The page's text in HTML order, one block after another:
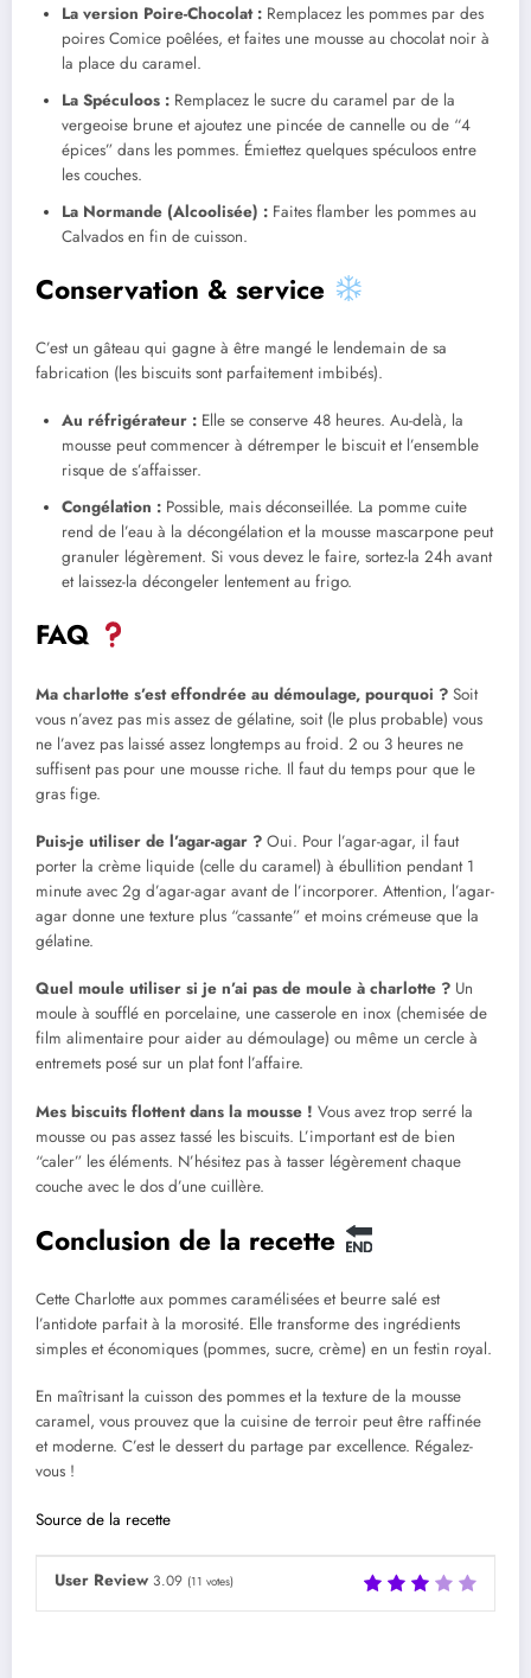
La version Poire-Chocolat : Remplacez les pommes par des
poires Comice poêlées, et faites une mousse au chocolat noir à
la place du caramel.
La Spéculoos : Remplacez le sucre du caramel par de la
vergeoise brune et ajoutez une pincée de cannelle ou de “4
épices” dans les pommes. Émiettez quelques spéculoos entre
les couches.
La Normande (Alcoolisée) : Faites flamber les pommes au
Calvados en fin de cuisson.
Conservation & service
C’est un gâteau qui gagne à être mangé le lendemain de sa
fabrication (les biscuits sont parfaitement imbibés).
Au réfrigérateur : Elle se conserve 48 heures. Au-delà, la
mousse peut commencer à détremper le biscuit et l’ensemble
risque de s’affaisser.
Congélation : Possible, mais déconseillée. La pomme cuite
rend de l’eau à la décongélation et la mousse mascarpone peut
granuler légèrement. Si vous devez le faire, sortez-la 24h avant
et laissez-la décongeler lentement au frigo.
FAQ
Ma charlotte s’est effondrée au démoulage, pourquoi ? Soit
vous n’avez pas mis assez de gélatine, soit (le plus probable) vous
ne l’avez pas laissé assez longtemps au froid. 2 ou 3 heures ne
suffisent pas pour une mousse riche. Il faut du temps pour que le
gras fige.
Puis-je utiliser de l’agar-agar ? Oui. Pour l’agar-agar, il faut
porter la crème liquide (celle du caramel) à ébullition pendant 1
minute avec 2g d’agar-agar avant de l’incorporer. Attention, l’agar-
agar donne une texture plus “cassante” et moins crémeuse que la
gélatine.
Quel moule utiliser si je n’ai pas de moule à charlotte ? Un
moule à soufflé en porcelaine, une casserole en inox (chemisée de
film alimentaire pour aider au démoulage) ou même un cercle à
entremets posé sur un plat font l’affaire.
Mes biscuits flottent dans la mousse ! Vous avez trop serré la
mousse ou pas assez tassé les biscuits. L’important est de bien
“caler” les éléments. N’hésitez pas à tasser légèrement chaque
couche avec le dos d’une cuillère.
Conclusion de la recette
Cette Charlotte aux pommes caramélisées et beurre salé est
l’antidote parfait à la morosité. Elle transforme des ingrédients
simples et économiques (pommes, sucre, crème) en un festin royal.
En maîtrisant la cuisson des pommes et la texture de la mousse
caramel, vous prouvez que la cuisine de terroir peut être raffinée
et moderne. C’est le dessert du partage par excellence. Régalez-
vous !
Source de la recette
User Review 3.09 (11 votes)